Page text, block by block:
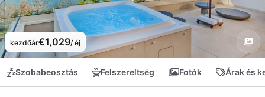
kezdőár€1,029/ éj
Szobabeosztás Felszereltség Fotók Árak és